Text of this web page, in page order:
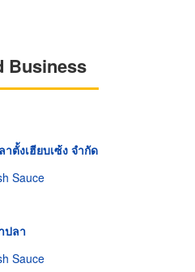
Business
ตั้งเฮียบเซ้ง จำกัด
Sauce
ปลา
Sauce